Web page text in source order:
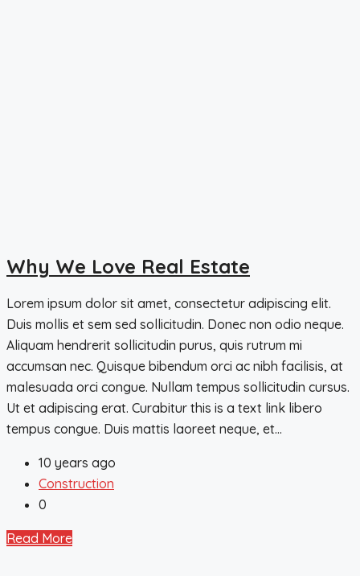
Why We Love Real Estate
Lorem ipsum dolor sit amet, consectetur adipiscing elit.
Duis mollis et sem sed sollicitudin. Donec non odio neque.
Aliquam hendrerit sollicitudin purus, quis rutrum mi
accumsan nec. Quisque bibendum orci ac nibh facilisis, at
malesuada orci congue. Nullam tempus sollicitudin cursus.
Ut et adipiscing erat. Curabitur this is a text link libero
tempus congue. Duis mattis laoreet neque, et...
10 years ago
Construction
0
Read More